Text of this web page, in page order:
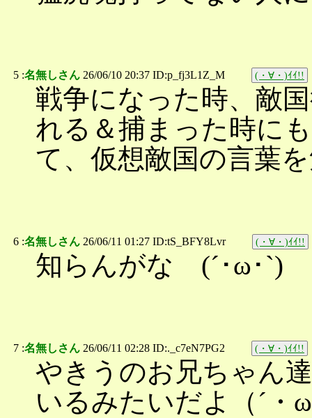
5 :名無しさん 26/06/10 20:37 ID:p_fj3L1Z_M (・∀・)ｲｲ!!
戦争になった時、敵
れる＆捕まった時に
て、仮想敵国の言葉
6 :名無しさん 26/06/11 01:27 ID:tS_BFY8Lvr (・∀・)ｲｲ!!
知らんがな (´･ω･`)
7 :名無しさん 26/06/11 02:28 ID:._c7eN7PG2 (・∀・)ｲｲ!!
やきうのお兄ちゃん
いるみたいだよ（´